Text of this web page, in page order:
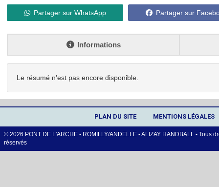
Partager sur WhatsApp Partager sur
Informations
Le résumé n'est pas encore disponible.
PLAN DU SITE MENTIONS LÉGALES
© 2026 PONT DE L'ARCHE - ROMILLY/ANDELLE - ALIZAY HANDBALL - Tous
réservés